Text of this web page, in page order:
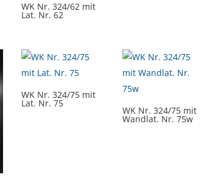
WK Nr. 324/62 mit
Lat. Nr. 62
WK Nr. 324/75 mit
Lat. Nr. 75
WK Nr. 324/75 mit
Wandlat. Nr. 75w